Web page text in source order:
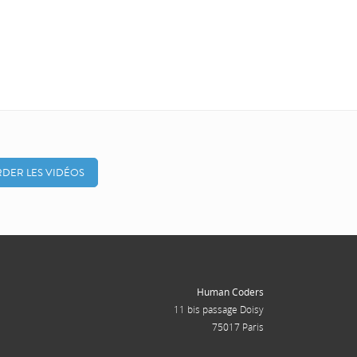
LES VIDÉOS
Human Coders
11 bis passage Doisy
75017 Paris